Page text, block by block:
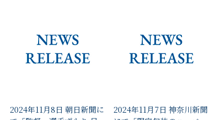
2024年11月8日 朝日新聞に
2024年11月7日 神奈川新聞